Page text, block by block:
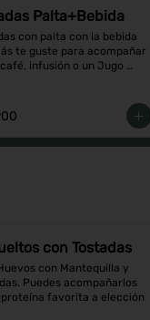
Palta+Bebida
con palta con la bebida
te guste para acompañar
infusión o un Jugo
con Tostadas
con Mantequilla y
Puedes acompañarlos
favorita a elección